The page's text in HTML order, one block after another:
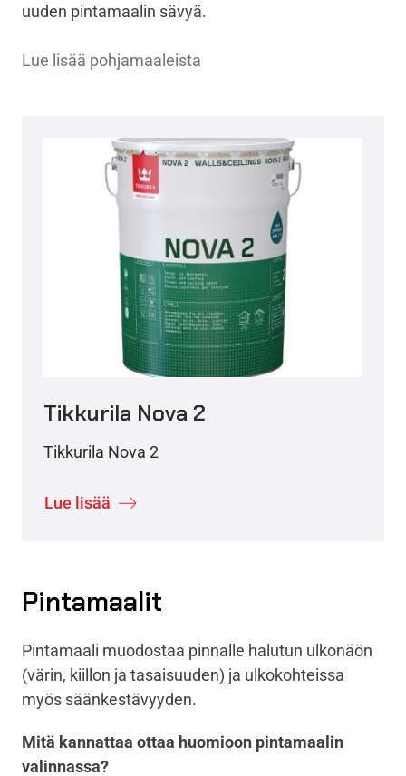
uuden pintamaalin sävyä.
Lue lisää pohjamaaleista
Tikkurila Nova 2
Tikkurila Nova 2
Lue lisää
Pintamaalit
Pintamaali muodostaa pinnalle halutun ulkonäön
(värin, kiillon ja tasaisuuden) ja ulkokohteissa
myös säänkestävyyden.
Mitä kannattaa ottaa huomioon pintamaalin
valinnassa?